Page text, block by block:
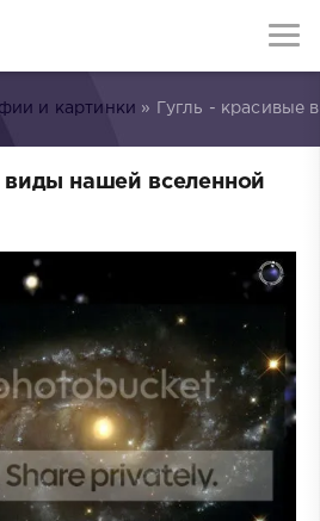
и картинки » Гугль - красивые
виды нашей вселенной